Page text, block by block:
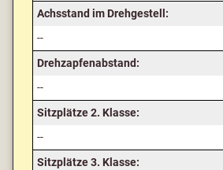
Achsstand im Drehgestell:
--
Drehzapfenabstand:
--
Sitzplätze 2. Klasse:
--
Sitzplätze 3. Klasse: